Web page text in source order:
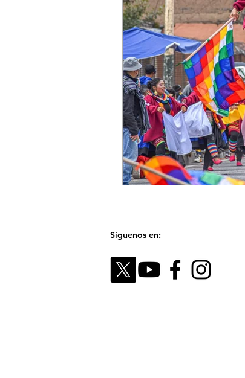
Síguenos en: